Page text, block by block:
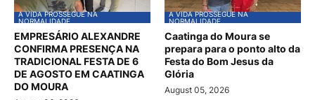
A VIDA PROSSEGUE NA
NORMALIDADE
EMPRESÁRIO ALEXANDRE
CONFIRMA PRESENÇA NA
TRADICIONAL FESTA DE 6
DE AGOSTO EM CAATINGA
DO MOURA
A VIDA PROSSEGUE NA
NORMALIDADE
Caatinga do Moura se
prepara para o ponto alto da
Festa do Bom Jesus da
Glória
August 05, 2026